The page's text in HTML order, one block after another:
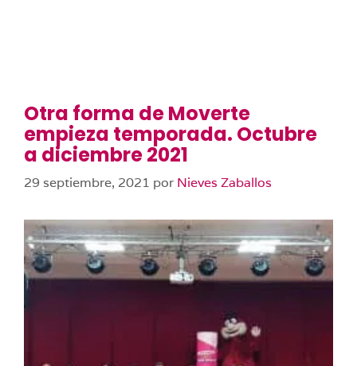
Otra forma de Moverte
empieza temporada. Octubre
a diciembre 2021
29 septiembre, 2021 por Nieves Zaballos